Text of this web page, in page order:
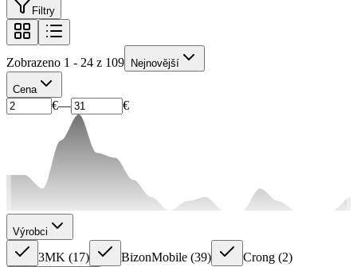
Filtry
Zobrazeno 1 - 24 z 109 Nejnovější
Cena
€— €
Výrobci
3MK (17) BizonMobile (39) Crong (2)